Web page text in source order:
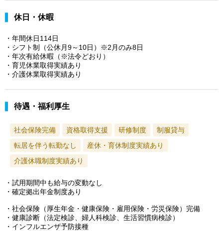
休日・休暇
・年間休日114日
・シフト制（公休月9～10日）※2月のみ8日
・年次有給休暇（※法令どおり）
・育児休業取得実績あり
・介護休業取得実績あり
待遇・福利厚生
社会保険完備 資格取得支援 研修制度
制服貸与
転居を伴う転勤なし
産休・育休制度実績あり
介護休職制度実績あり
・試用期間中も給与の変動なし
・確定拠出年金制度あり
・社会保険（厚生年金・健康保険・雇用保険・労災保険）完備
・健康診断（法定検診、婦人科検診、生活習慣病検診）
・インフルエンザ予防接種